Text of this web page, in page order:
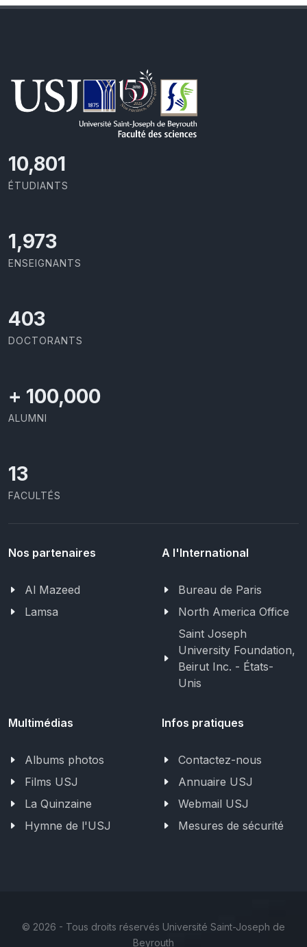
11,418
ÉTUDIANTS
2,086
ENSEIGNANTS
426
DOCTORANTS
+ 100,000
ALUMNI
13
FACULTÉS
Nos partenaires
Al Mazeed
Lamsa
A l'International
Bureau de Paris
North America Office
Saint Joseph
University Foundation,
Beirut Inc. - États-
Unis
Multimédias
Albums photos
Films USJ
La Quinzaine
Hymne de l'USJ
Infos pratiques
Contactez-nous
Annuaire USJ
Webmail USJ
Mesures de sécurité
© 2026 - Tous droits réservés Université Saint-Joseph de
Beyrouth